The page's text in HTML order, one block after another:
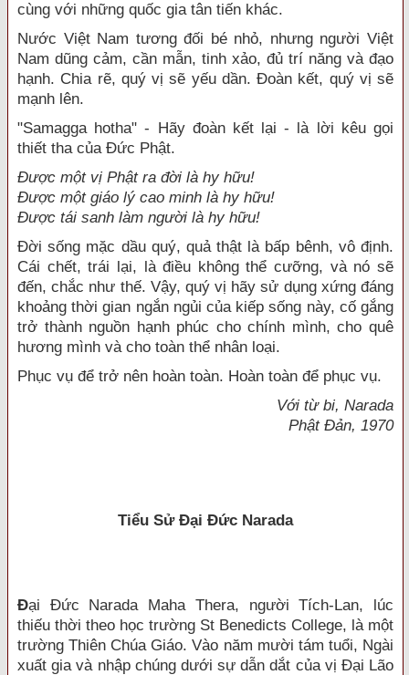
cùng với những quốc gia tân tiến khác.
Nước Việt Nam tương đối bé nhỏ, nhưng người Việt
Nam dũng cảm, cần mẫn, tinh xảo, đủ trí năng và đạo
hạnh. Chia rẽ, quý vị sẽ yếu dần. Đoàn kết, quý vị sẽ
mạnh lên.
"Samagga hotha" - Hãy đoàn kết lại - là lời kêu gọi
thiết tha của Đức Phật.
Được một vị Phật ra đời là hy hữu!
Được một giáo lý cao minh là hy hữu!
Được tái sanh làm người là hy hữu!
Đời sống mặc dầu quý, quả thật là bấp bênh, vô định.
Cái chết, trái lại, là điều không thể cưỡng, và nó sẽ
đến, chắc như thế. Vậy, quý vị hãy sử dụng xứng đáng
khoảng thời gian ngắn ngủi của kiếp sống này, cố gắng
trở thành nguồn hạnh phúc cho chính mình, cho quê
hương mình và cho toàn thể nhân loại.
Phục vụ để trở nên hoàn toàn. Hoàn toàn để phục vụ.
Với từ bi, Narada
Phật Đản, 1970
Tiểu Sử Đại Đức Narada
Đại Đức Narada Maha Thera, người Tích-Lan, lúc
thiếu thời theo học trường St Benedicts College, là một
trường Thiên Chúa Giáo. Vào năm mười tám tuổi, Ngài
xuất gia và nhập chúng dưới sự dẫn dắt của vị Đại Lão